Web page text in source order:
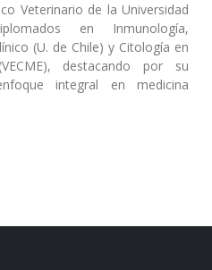
Veterinario de la Universidad
en Inmunología,
(U. de Chile) y Citología en
destacando por su
integral en medicina